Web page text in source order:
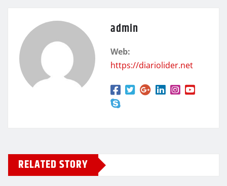
admin
Web:
https://diariolider.net
RELATED STORY